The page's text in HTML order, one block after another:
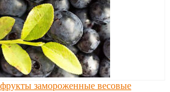
замороженные весовые